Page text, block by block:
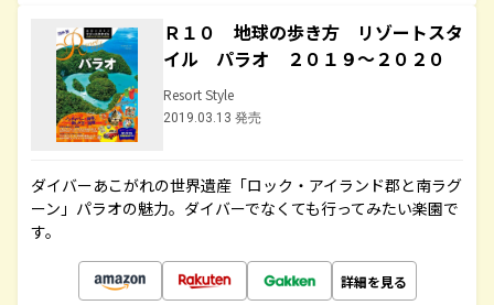
Ｒ１０ 地球の歩き方 リゾートスタ
イル パラオ ２０１９～２０２０
Resort Style
2019.03.13 発売
ダイバーあこがれの世界遺産「ロック・アイランド郡と南ラグ
ーン」パラオの魅力。ダイバーでなくても行ってみたい楽園で
す。
詳細を見る